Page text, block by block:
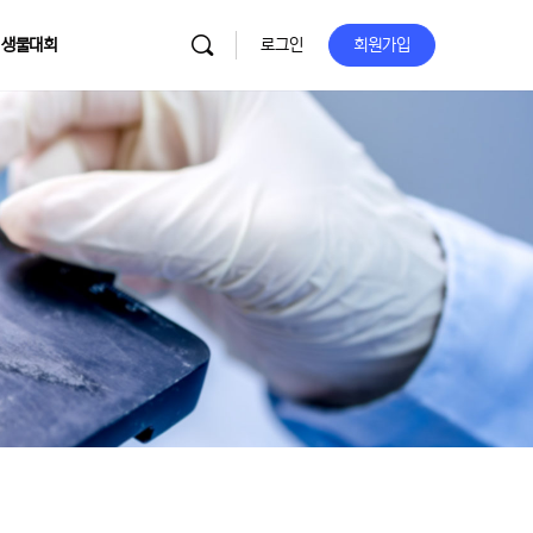
물대회 로그인 회원가입